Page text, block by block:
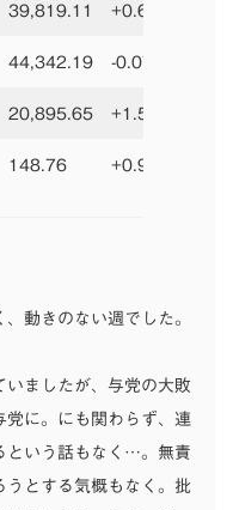
39,819.11 +0.63%
44,342.19 -0.07%
20,895.65 +1.51%
148.76 +0.92%
動きのない週でした。
いましたが、与党の大敗
党に。にも関わらず、連
という話もなく…。無責
とする気概もなく。批